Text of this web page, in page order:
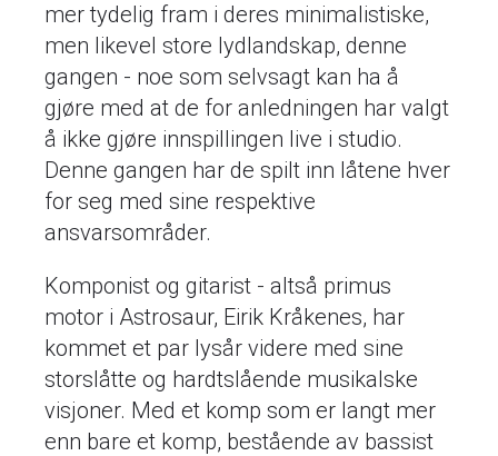
mer tydelig fram i deres minimalistiske,
men likevel store lydlandskap, denne
gangen - noe som selvsagt kan ha å
gjøre med at de for anledningen har valgt
å ikke gjøre innspillingen live i studio.
Denne gangen har de spilt inn låtene hver
for seg med sine respektive
ansvarsområder.
Komponist og gitarist - altså primus
motor i Astrosaur, Eirik Kråkenes, har
kommet et par lysår videre med sine
storslåtte og hardtslående musikalske
visjoner. Med et komp som er langt mer
enn bare et komp, bestående av bassist